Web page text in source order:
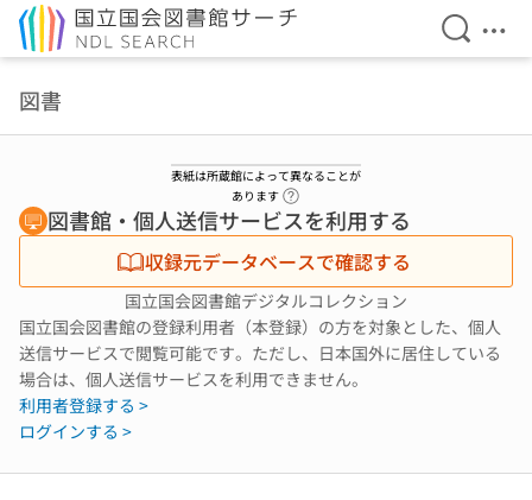
検索を
メ
図書
表紙は所蔵館によって異なることが
あります
図書館・個人送信サービスを利用する
収録元データベースで確認する
国立国会図書館デジタルコレクション
国立国会図書館の登録利用者（本登録）の方を対象とした、個人
送信サービスで閲覧可能です。ただし、日本国外に居住している
場合は、個人送信サービスを利用できません。
利用者登録する >
ログインする >